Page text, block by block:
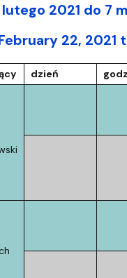
2021 do 7
22, 2021
dzień